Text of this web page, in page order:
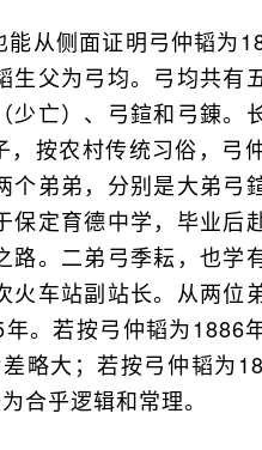
从侧面证明弓仲韬为
父为弓均。弓均共有
少亡）、弓鍹和弓錬。
，按农村传统习俗，弓
弟弟，分别是大弟弓
定育德中学，毕业后
。二弟弓季耘，也学
车站副站长。从两位
。若按弓仲韬为1886
略大；若按弓仲韬为
合乎逻辑和常理。